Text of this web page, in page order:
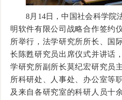
8月14日，中国社会科学院
明软件有限公司战略合作签约
所举行，法学研究所所长、国
长陈甦研究员出席仪式并讲话
学研究所副所长莫纪宏研究员
所科研处、人事处、办公室等
及来自各研究室的科研人员十